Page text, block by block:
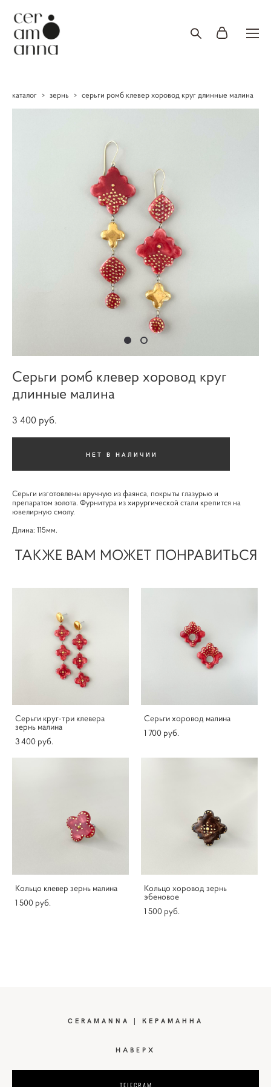
каталог > зернь > серьги ромб клевер хоровод круг длинные малина
Серьги ромб клевер хоровод круг
длинные малина
3 400 pуб.
НЕТ В НАЛИЧИИ
Серьги изготовлены вручную из фаянса, покрыты глазурью и
препаратом золота. Фурнитура из хирургической стали крепится на
ювелирную смолу.
Длина: 115мм.
ТАКЖЕ ВАМ МОЖЕТ ПОНРАВИТЬСЯ
Серьги круг-три клевера
зернь малина
3 400 pуб.
Серьги хоровод малина
1 700 pуб.
Кольцо клевер зернь малина
1 500 pуб.
Кольцо хоровод зернь
эбеновое
1 500 pуб.
CERAMANNA | КЕРАМАННА
НАВЕРХ